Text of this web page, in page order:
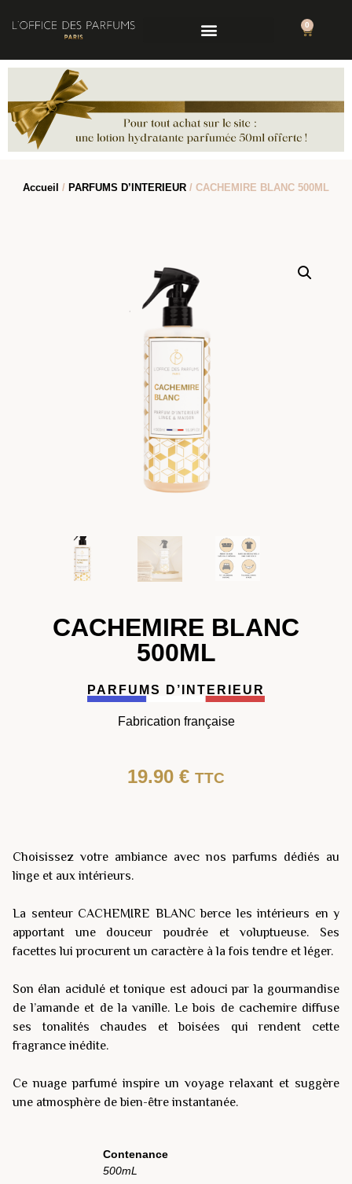
0
Accueil / PARFUMS D’INTERIEUR / CACHEMIRE BLANC 500ML
CACHEMIRE BLANC
500ML
PARFUMS D’INTERIEUR
Fabrication française
19.90 € TTC
Choisissez votre ambiance avec nos parfums dédiés au
linge et aux intérieurs.
La senteur CACHEMIRE BLANC berce les intérieurs en y
apportant une douceur poudrée et voluptueuse. Ses
facettes lui procurent un caractère à la fois tendre et léger.
Son élan acidulé et tonique est adouci par la gourmandise
de l’amande et de la vanille. Le bois de cachemire diffuse
ses tonalités chaudes et boisées qui rendent cette
fragrance inédite.
Ce nuage parfumé inspire un voyage relaxant et suggère
une atmosphère de bien-être instantanée.
Contenance
500mL